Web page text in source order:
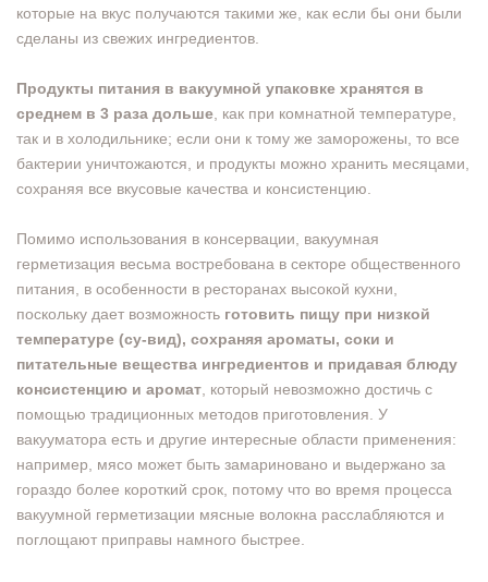
которые на вкус получаются такими же, как если бы они были
сделаны из свежих ингредиентов.
Продукты питания в вакуумной упаковке хранятся в
среднем в 3 раза дольше , как при комнатной температуре,
так и в холодильнике; если они к тому же заморожены, то все
бактерии уничтожаются, и продукты можно хранить месяцами,
сохраняя все вкусовые качества и консистенцию.
Помимо использования в консервации, вакуумная
герметизация весьма востребована в секторе общественного
питания, в особенности в ресторанах высокой кухни,
поскольку дает возможность готовить пищу при низкой
температуре (су-вид), сохраняя ароматы, соки и
питательные вещества ингредиентов и придавая блюду
консистенцию и аромат , который невозможно достичь с
помощью традиционных методов приготовления. У
вакууматора есть и другие интересные области применения:
например, мясо может быть замариновано и выдержано за
гораздо более короткий срок, потому что во время процесса
вакуумной герметизации мясные волокна расслабляются и
поглощают приправы намного быстрее.